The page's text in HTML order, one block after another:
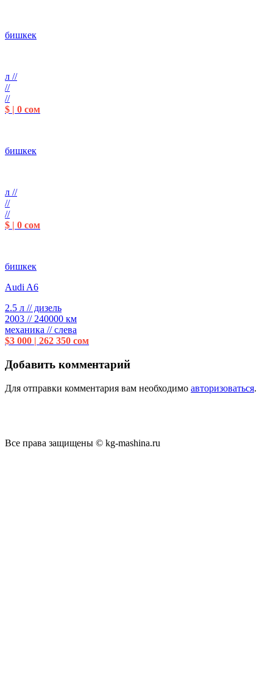
бишкек
л //
//
//
$ | 0 сом
бишкек
л //
//
//
$ | 0 сом
бишкек
Audi A6
2.5 л // дизель
2003 // 240000 км
механика // слева
$3 000 | 262 350 сом
Добавить комментарий
Для отправки комментария вам необходимо авторизоваться.
Все права защищены © kg-mashina.ru